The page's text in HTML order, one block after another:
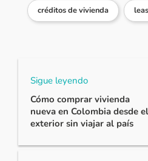
créditos de vivienda
Sigue leyendo
Cómo comprar vivienda
nueva en Colombia desde el
exterior sin viajar al país